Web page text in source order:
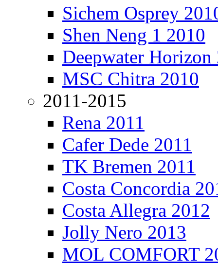
Sichem Osprey
Shen Neng 1 2010
Deepwater Horizon
MSC Chitra 2010
2011-2015
Rena 2011
Cafer Dede 2011
TK Bremen 2011
Costa Concordia
Costa Allegra 2012
Jolly Nero 2013
MOL COMFORT